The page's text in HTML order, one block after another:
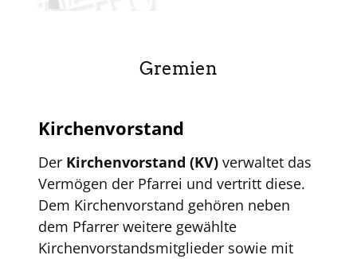
Gremien
Kirchenvorstand
Der Kirchenvorstand (KV) verwaltet das
Vermögen der Pfarrei und vertritt diese.
Dem Kirchenvorstand gehören neben
dem Pfarrer weitere gewählte
Kirchenvorstandsmitglieder sowie mit